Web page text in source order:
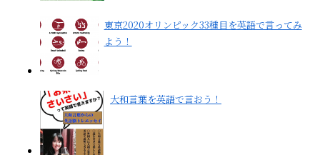
東京2020オリンピック33種目を英語で言ってみ
よう！
大和言葉を英語で言おう！